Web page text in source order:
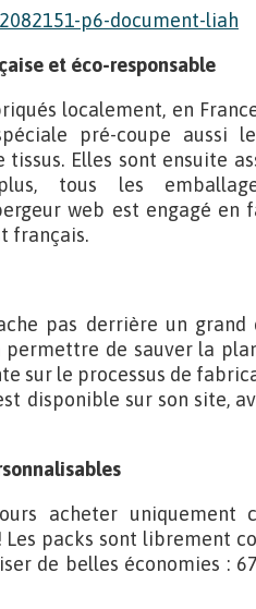
et éco-responsable
localement, en
pré-coupe aussi
Elles sont ensuite
tous les
web est engagé en
français.
pas derrière un
permettre de sauver la
sur le processus de
disponible sur son site,
acheter
Les packs sont librement
de belles économies :